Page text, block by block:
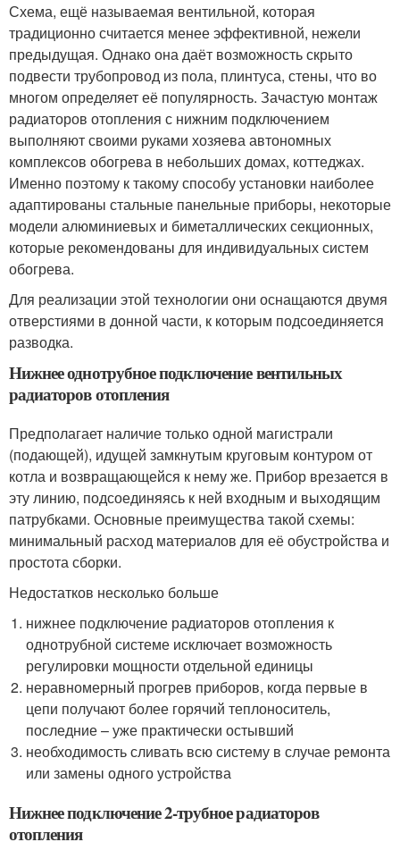
Схема, ещё называемая вентильной, которая
традиционно считается менее эффективной, нежели
предыдущая. Однако она даёт возможность скрыто
подвести трубопровод из пола, плинтуса, стены, что во
многом определяет её популярность. Зачастую монтаж
радиаторов отопления с нижним подключением
выполняют своими руками хозяева автономных
комплексов обогрева в небольших домах, коттеджах.
Именно поэтому к такому способу установки наиболее
адаптированы стальные панельные приборы, некоторые
модели алюминиевых и биметаллических секционных,
которые рекомендованы для индивидуальных систем
обогрева.
Для реализации этой технологии они оснащаются двумя
отверстиями в донной части, к которым подсоединяется
разводка.
Нижнее однотрубное подключение вентильных
радиаторов отопления
Предполагает наличие только одной магистрали
(подающей), идущей замкнутым круговым контуром от
котла и возвращающейся к нему же. Прибор врезается в
эту линию, подсоединяясь к ней входным и выходящим
патрубками. Основные преимущества такой схемы:
минимальный расход материалов для её обустройства и
простота сборки.
Недостатков несколько больше
нижнее подключение радиаторов отопления к
однотрубной системе исключает возможность
регулировки мощности отдельной единицы
неравномерный прогрев приборов, когда первые в
цепи получают более горячий теплоноситель,
последние – уже практически остывший
необходимость сливать всю систему в случае ремонта
или замены одного устройства
Нижнее подключение 2-трубное радиаторов
отопления